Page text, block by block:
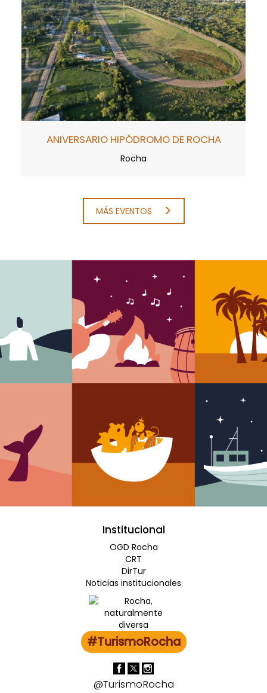
ANIVERSARIO HIPÓDROMO DE ROCHA
Rocha
MÁS EVENTOS
Institucional
OGD Rocha
CRT
DirTur
Noticias institucionales
#TurismoRocha
@TurismoRocha